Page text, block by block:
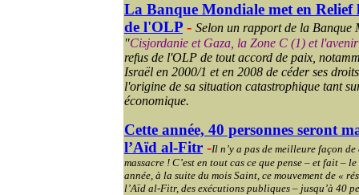
La Banque Mondiale met en Relief
de l'OLP - Selon un rapport de la Banque
"Cisjordanie et Gaza, la Zone C (1) et
refus de l'OLP de tout accord de paix,
Israël en 2000/1 et en 2008 de céder ses
l'origine de sa situation catastrophique tant
économique.
Cette année, 40 personnes seront
l’Aïd al-Fitr -Il n’y a pas de meilleure façon
massacre ! C’est en tout cas ce que pense – et fait –
année, à la suite du mois Saint, ce mouvement de «
l’Aïd al-Fitr, des exécutions publiques – jusqu’à 40